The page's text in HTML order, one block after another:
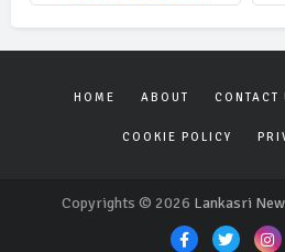
HOME ABOUT CONTACT
COOKIE POLICY
Copyrights © 2026 Lankasri